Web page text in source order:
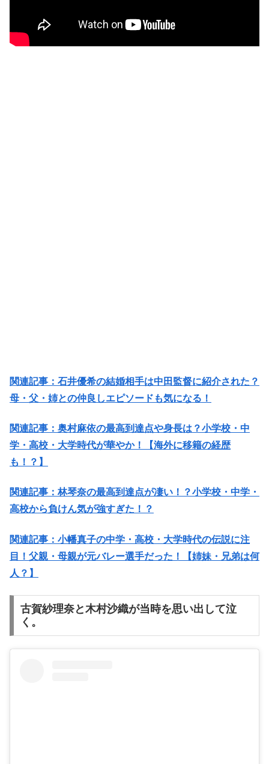
関連記事：石井優希の結婚相手は中田監督に紹介された？
母・父・姉との仲良しエピソードも気になる！
関連記事：奥村麻依の最高到達点や身長は？小学校・中
学・高校・大学時代が華やか！【海外に移籍の経歴
も！？】
関連記事：林琴奈の最高到達点が凄い！？小学校・中学・
高校から負けん気が強すぎた！？
関連記事：小幡真子の中学・高校・大学時代の伝説に注
目！父親・母親が元バレー選手だった！【姉妹・兄弟は何
人？】
古賀紗理奈と木村沙織が当時を思い出して泣
く。